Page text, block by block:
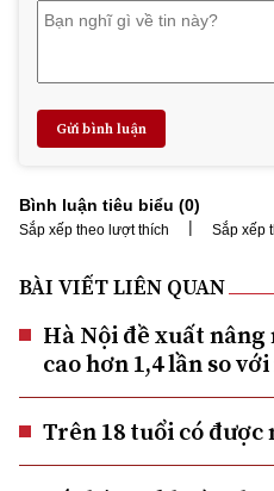
Gửi bình luận
Bình luận tiêu biểu (0)
Sắp xếp theo lượt thích | Sắp xếp
BÀI VIẾT LIÊN QUAN
Hà Nội đề xuất
cao hơn 1,4 lần so
Trên 18 tuổi có được